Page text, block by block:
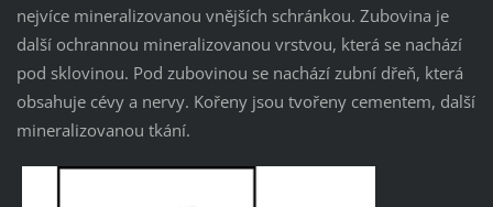
nejvíce mineralizovanou vnějších schránkou. Zubovina je
další ochrannou mineralizovanou vrstvou, která se nachází
pod sklovinou. Pod zubovinou se nachází zubní dřeň, která
obsahuje cévy a nervy. Kořeny jsou tvořeny cementem, další
mineralizovanou tkání.